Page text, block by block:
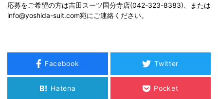
応募をご希望の方は吉田スーツ国分寺店(042-323-8383)、または
info@yoshida-suit.com宛にご連絡ください。
Facebook Twitter
B! Hatena Pocket